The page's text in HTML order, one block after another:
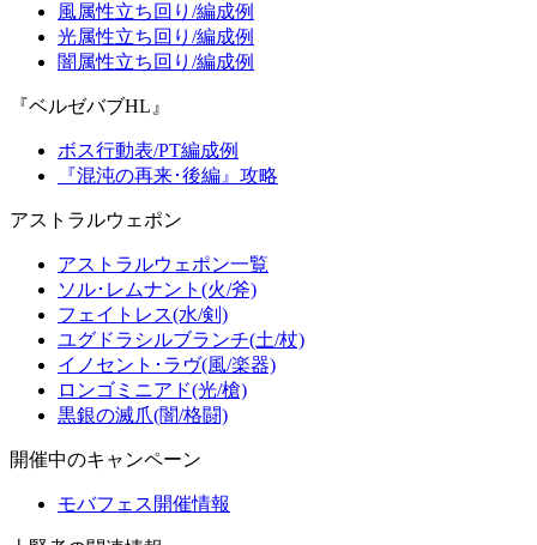
風属性立ち回り/編成例
光属性立ち回り/編成例
闇属性立ち回り/編成例
『ベルゼバブHL』
ボス行動表/PT編成例
『混沌の再来･後編』攻略
アストラルウェポン
アストラルウェポン一覧
ソル･レムナント(火/斧)
フェイトレス(水/剣)
ユグドラシルブランチ(土/杖)
イノセント･ラヴ(風/楽器)
ロンゴミニアド(光/槍)
黒銀の滅爪(闇/格闘)
開催中のキャンペーン
モバフェス開催情報